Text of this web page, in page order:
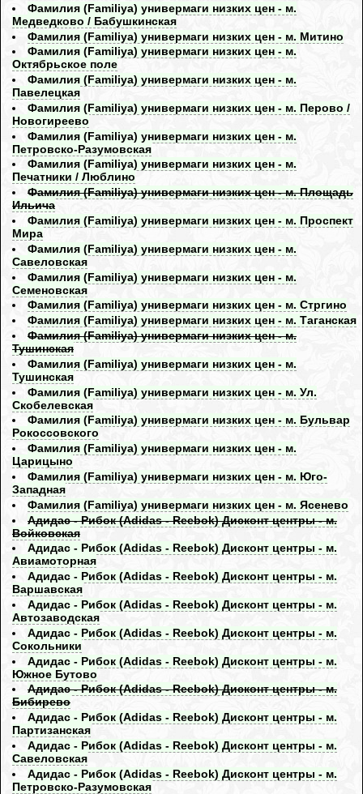
Фамилия (Familiya) универмаги низких цен - м.
Медведково / Бабушкинская
Фамилия (Familiya) универмаги низких цен - м. Митино
Фамилия (Familiya) универмаги низких цен - м.
Октябрьское поле
Фамилия (Familiya) универмаги низких цен - м.
Павелецкая
Фамилия (Familiya) универмаги низких цен - м. Перово /
Новогиреево
Фамилия (Familiya) универмаги низких цен - м.
Петровско-Разумовская
Фамилия (Familiya) универмаги низких цен - м.
Печатники / Люблино
Фамилия (Familiya) универмаги низких цен - м. Площадь
Ильича
Фамилия (Familiya) универмаги низких цен - м. Проспект
Мира
Фамилия (Familiya) универмаги низких цен - м.
Савеловская
Фамилия (Familiya) универмаги низких цен - м.
Семеновская
Фамилия (Familiya) универмаги низких цен - м. Стргино
Фамилия (Familiya) универмаги низких цен - м. Таганская
Фамилия (Familiya) универмаги низких цен - м.
Тушинская
Фамилия (Familiya) универмаги низких цен - м.
Тушинская
Фамилия (Familiya) универмаги низких цен - м. Ул.
Скобелевская
Фамилия (Familiya) универмаги низких цен - м. Бульвар
Рокоссовского
Фамилия (Familiya) универмаги низких цен - м.
Царицыно
Фамилия (Familiya) универмаги низких цен - м. Юго-
Западная
Фамилия (Familiya) универмаги низких цен - м. Ясенево
Адидас - Рибок (Adidas - Reebok) Дисконт центры - м.
Войковская
Адидас - Рибок (Adidas - Reebok) Дисконт центры - м.
Авиамоторная
Адидас - Рибок (Adidas - Reebok) Дисконт центры - м.
Варшавская
Адидас - Рибок (Adidas - Reebok) Дисконт центры - м.
Автозаводская
Адидас - Рибок (Adidas - Reebok) Дисконт центры - м.
Сокольники
Адидас - Рибок (Adidas - Reebok) Дисконт центры - м.
Южное Бутово
Адидас - Рибок (Adidas - Reebok) Дисконт центры - м.
Бибирево
Адидас - Рибок (Adidas - Reebok) Дисконт центры - м.
Партизанская
Адидас - Рибок (Adidas - Reebok) Дисконт центры - м.
Савеловская
Адидас - Рибок (Adidas - Reebok) Дисконт центры - м.
Петровско-Разумовская